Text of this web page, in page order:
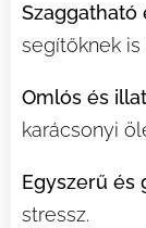
Szaggatható
segítőknek is
Omlós és
karácsonyi
Egyszerű és
stressz.